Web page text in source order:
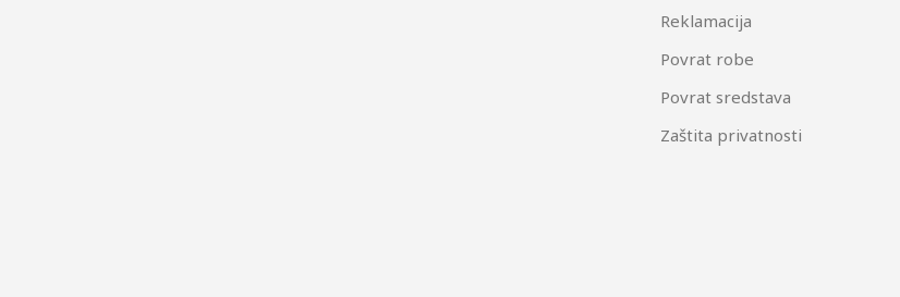
Reklamacija
Povrat robe
Povrat sredstava
Zaštita privatnosti